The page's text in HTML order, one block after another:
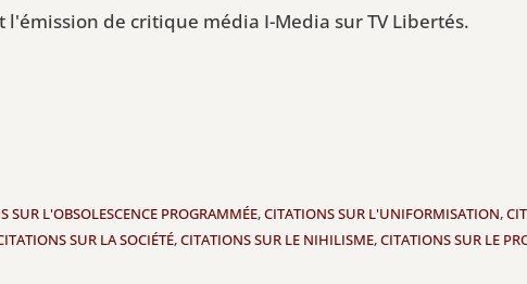
de critique média I-Media sur TV Libertés.
SUR L'OBSOLESCENCE PROGRAMMÉE,CITATIONS SUR L'UNIFORMISATION,
SUR LA SOCIÉTÉ,CITATIONS SUR LE NIHILISME,CITATIONS SUR LE